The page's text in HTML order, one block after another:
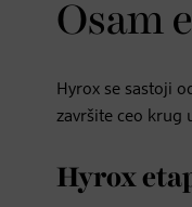
Osam
Hyrox se sastoji
završite ceo krug
Hyrox